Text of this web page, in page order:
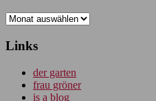
Archiv
Links
der garten
frau gröner
is a blog